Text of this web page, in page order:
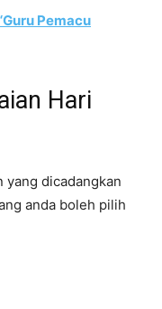
Pemacu
Hari
yang dicadangkan
anda boleh pilih